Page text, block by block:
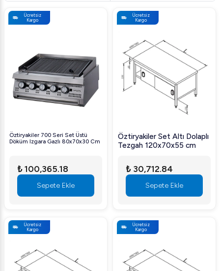
Ücretsiz
Kargo
Öztiryakiler 700 Seri Set Üstü
Döküm Izgara Gazlı 80x70x30 Cm
₺ 100,365.18
Sepete Ekle
Ücretsiz
Kargo
Öztiryakiler Set Altı Dolaplı
Tezgah 120x70x55 cm
₺ 30,712.84
Sepete Ekle
Ücretsiz
Kargo
Ücretsiz
Kargo